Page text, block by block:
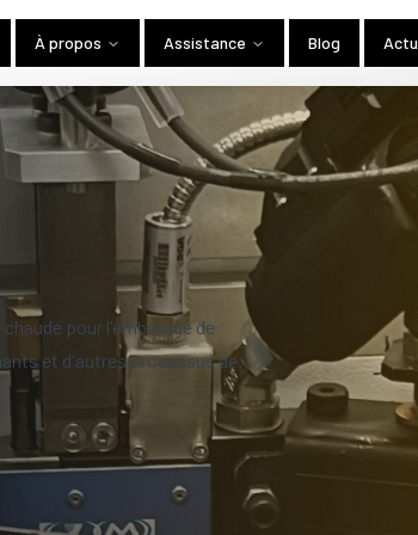
À propos Assistance Blog
pour l'emballage de
et d'autres processus de